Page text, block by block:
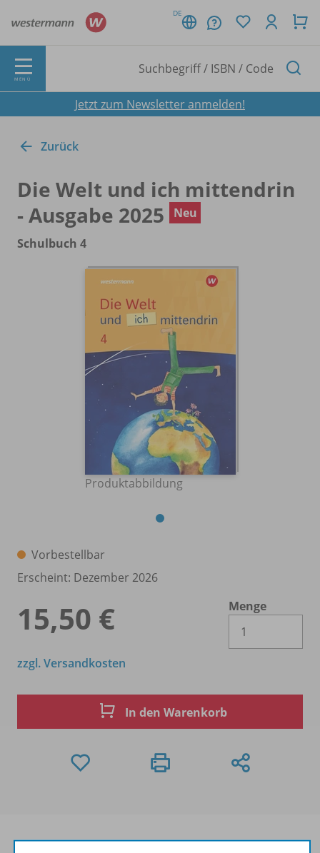
DE
MENÜ
Jetzt zum Newsletter anmelden!
Zurück
Die Welt und ich mittendrin
- Ausgabe 2025
Neu
Schulbuch 4
Produktabbildung
Vorbestellbar
Erscheint: Dezember 2026
15,50 €
Menge
zzgl. Versandkosten
In den Warenkorb